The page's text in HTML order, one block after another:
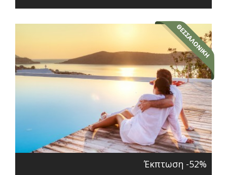
Έκπτωση -52%